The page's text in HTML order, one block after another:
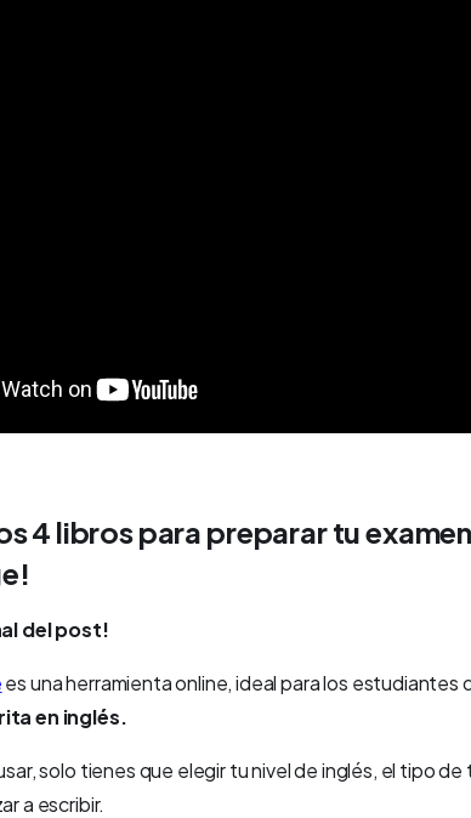
4 libros para preparar tu
del post!
es una herramienta online, ideal para los estudiantes
en inglés.
solo tienes que elegir tu nivel de inglés, el tipo
a escribir.